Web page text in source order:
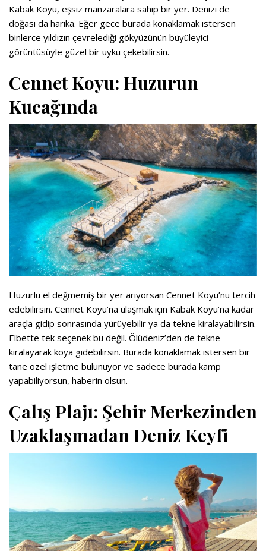
Kabak Koyu, eşsiz manzaralara sahip bir yer. Denizi de
doğası da harika. Eğer gece burada konaklamak istersen
binlerce yıldızın çevrelediği gökyüzünün büyüleyici
görüntüsüyle güzel bir uyku çekebilirsin.
Cennet Koyu: Huzurun
Kucağında
Huzurlu el değmemiş bir yer arıyorsan Cennet Koyu’nu tercih
edebilirsin. Cennet Koyu’na ulaşmak için Kabak Koyu’na kadar
araçla gidip sonrasında yürüyebilir ya da tekne kiralayabilirsin.
Elbette tek seçenek bu değil. Ölüdeniz’den de tekne
kiralayarak koya gidebilirsin. Burada konaklamak istersen bir
tane özel işletme bulunuyor ve sadece burada kamp
yapabiliyorsun, haberin olsun.
Çalış Plajı: Şehir Merkezinden
Uzaklaşmadan Deniz Keyfi